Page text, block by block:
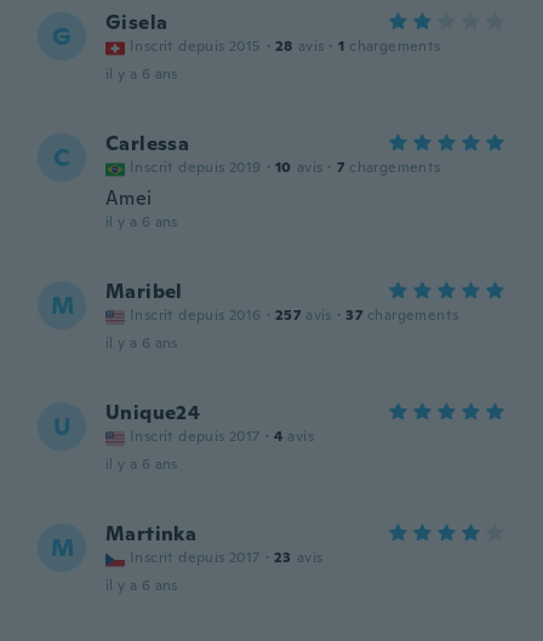
G Gisela
Inscrit depuis 2015 · 28 avis · 1 chargements
il y a 6 ans
C Carlessa
Inscrit depuis 2019 · 10 avis · 7 chargements
Amei
il y a 6 ans
M Maribel
Inscrit depuis 2016 · 257 avis · 37 chargements
il y a 6 ans
U Unique24
Inscrit depuis 2017 · 4 avis
il y a 6 ans
M Martinka
Inscrit depuis 2017 · 23 avis
il y a 6 ans